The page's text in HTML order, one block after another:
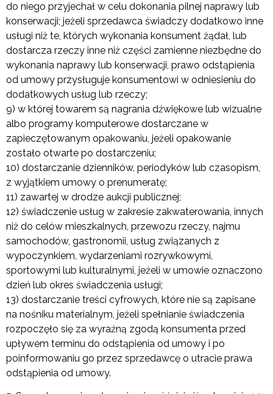
do niego przyjechał w celu dokonania pilnej naprawy lub
konserwacji; jeżeli sprzedawca świadczy dodatkowo inne
usługi niż te, których wykonania konsument żądał, lub
dostarcza rzeczy inne niż części zamienne niezbędne do
wykonania naprawy lub konserwacji, prawo odstąpienia
od umowy przysługuje konsumentowi w odniesieniu do
dodatkowych usług lub rzeczy;
9) w której towarem są nagrania dźwiękowe lub wizualne
albo programy komputerowe dostarczane w
zapieczętowanym opakowaniu, jeżeli opakowanie
zostało otwarte po dostarczeniu;
10) dostarczanie dzienników, periodyków lub czasopism,
z wyjątkiem umowy o prenumeratę;
11) zawartej w drodze aukcji publicznej;
12) świadczenie usług w zakresie zakwaterowania, innych
niż do celów mieszkalnych, przewozu rzeczy, najmu
samochodów, gastronomii, usług związanych z
wypoczynkiem, wydarzeniami rozrywkowymi,
sportowymi lub kulturalnymi, jeżeli w umowie oznaczono
dzień lub okres świadczenia usługi;
13) dostarczanie treści cyfrowych, które nie są zapisane
na nośniku materialnym, jeżeli spełnianie świadczenia
rozpoczęło się za wyraźną zgodą konsumenta przed
upływem terminu do odstąpienia od umowy i po
poinformowaniu go przez sprzedawcę o utracie prawa
odstąpienia od umowy.